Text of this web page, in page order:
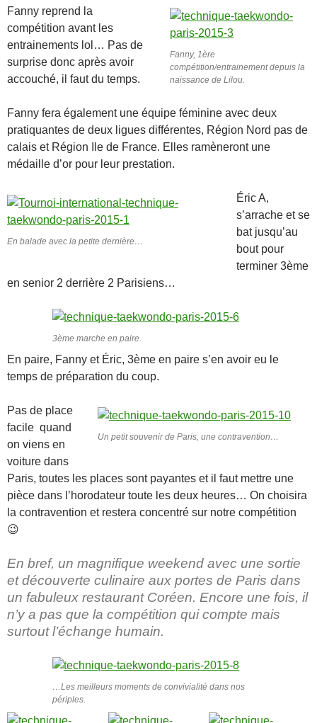
Fanny, 1ère
compétition/entrainement depuis la
naissance de Lilou.
Fanny reprend la
compétition avant les
entrainements lol… Pas de
surprise donc après avoir
accouché, il faut du temps.
Fanny fera également une équipe féminine avec deux
pratiquantes de deux ligues différentes, Région Nord pas de
calais et Région Ile de France. Elles ramèneront une
médaille d’or pour leur prestation.
En balade avec la petite dernière…
Éric A,
s’arrache et se
bat jusqu’au
bout pour
terminer 3ème
en senior 2 derrière 2 Parisiens…
3ème marche en paire.
En paire, Fanny et Éric, 3ème en paire s’en avoir eu le
temps de préparation du coup.
Un petit souvenir de Paris, une contravention…
Pas de place
facile quand
on viens en
voiture dans
Paris, toutes les places sont payantes et il faut mettre une
pièce dans l’horodateur toute les deux heures… On choisira
la contravention et restera concentré sur notre compétition
😉
En bref, un magnifique weekend avec une sortie
et découverte culinaire aux portes de Paris dans
un fabuleux restaurant Coréen. Encore une fois, il
n’y a pas que la compétition qui compte mais
surtout l’échange humain.
…Les meilleurs moments de convivialité dans nos
périples.